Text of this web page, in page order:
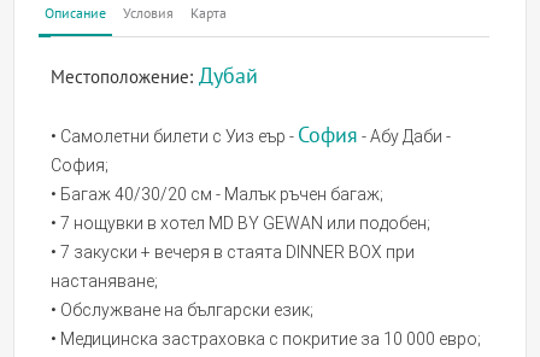
Описание Условия Карта
Местоположение: Дубай
• Самолетни билети с Уиз еър - София - Абу Даби -
София;
• Багаж 40/30/20 см - Малък ръчен багаж;
• 7 нощувки в хотел MD BY GEWAN или подобен;
• 7 закуски + вечеря в стаята DINNER BOX при
настаняване;
• Обслужване на български език;
• Медицинска застраховка с покритие за 10 000 евро;